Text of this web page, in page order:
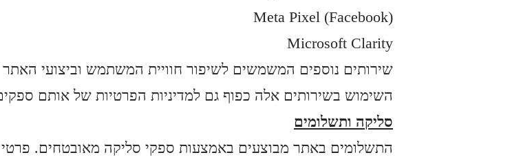
Meta Pixel (Facebook)
Microsoft Clarity
שירותים נוספים המשמשים לשיפור חוויית המשתמש וביצועי האתר
השימוש בשירותים אלה כפוף גם למדיניות הפרטיות של אותם
סליקה ותשלומים
התשלומים באתר מבוצעים באמצעות ספקי סליקה מאובטחים.